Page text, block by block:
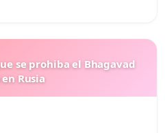
se prohiba el Bhagavad
Rusia